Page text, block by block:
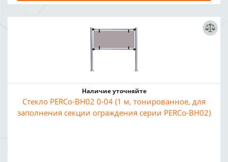
Наличие уточняйте
Стекло PERCo-BH02 0-04 (1 м, тонированное, для
заполнения секции ограждения серии PERCo-BH02)